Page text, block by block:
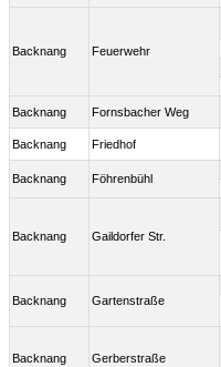
Backnang Feuerwehr
Backnang
Fornsbacher Weg
Backnang Friedhof
Backnang Föhrenbühl
Backnang Gaildorfer Str.
Backnang Gartenstraße
Backnang Gerberstraße